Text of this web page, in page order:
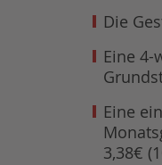
Die
Eine
Eine
3,38€